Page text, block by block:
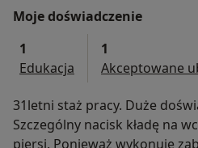
Moje doświadczenie
1
Edukacja
1
Akceptowane
31letni staż pracy. Duże
Szczególny nacisk kładę na
piersi. Ponieważ wykonuję